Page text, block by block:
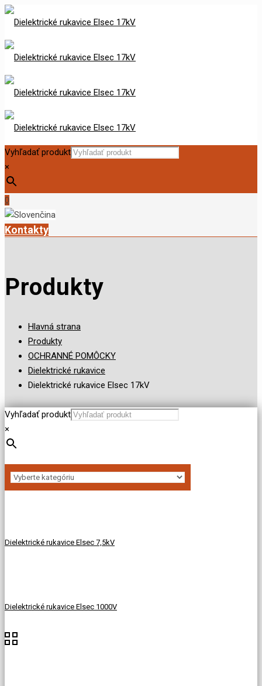
Vyhľadať produkt
×
0
Kontakty
Produkty
Hlavná strana
Produkty
OCHRANNÉ POMÔCKY
Dielektrické rukavice
Dielektrické rukavice Elsec 17kV
Vyhľadať produkt
×
Dielektrické rukavice Elsec 7,5kV
Dielektrické rukavice Elsec 1000V